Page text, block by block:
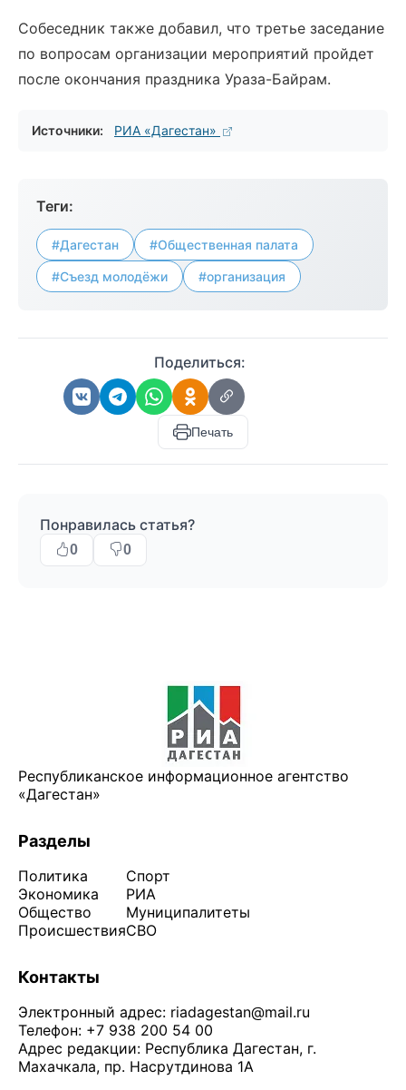
Собеседник также добавил, что третье заседание
по вопросам организации мероприятий пройдет
после окончания праздника Ураза-Байрам.
Источники: РИА «Дагестан»
Теги:
#Дагестан #Общественная палата
#Съезд молодёжи #организация
Поделиться:
Печать
Понравилась статья?
0 0
Республиканское информационное агентство
«Дагестан»
Разделы
Политика
Экономика
Общество
Происшествия
Спорт
РИА
Муниципалитеты
СВО
Контакты
Электронный адрес: riadagestan@mail.ru
Телефон: +7 938 200 54 00
Адрес редакции: Республика Дагестан, г.
Махачкала, пр. Насрутдинова 1А